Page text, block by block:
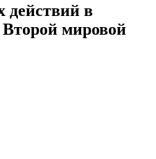
действий в
мировой